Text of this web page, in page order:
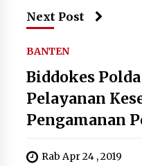
12
8
Next Post
BANTEN
Biddokes
Pelayanan
Pengamanan
Rab Apr 24 , 2019